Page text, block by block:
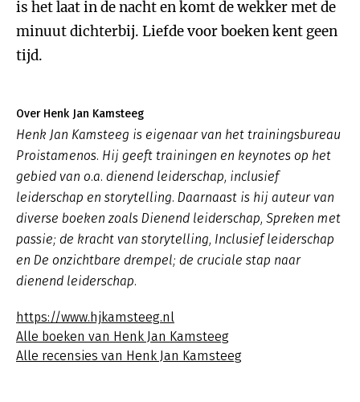
is het laat in de nacht en komt de wekker met de
minuut dichterbij. Liefde voor boeken kent geen
tijd.
Over Henk Jan Kamsteeg
Henk Jan Kamsteeg is eigenaar van het trainingsbureau
Proistamenos. Hij geeft trainingen en keynotes op het
gebied van o.a. dienend leiderschap, inclusief
leiderschap en storytelling. Daarnaast is hij auteur van
diverse boeken zoals Dienend leiderschap, Spreken met
passie; de kracht van storytelling, Inclusief leiderschap
en De onzichtbare drempel; de cruciale stap naar
dienend leiderschap.
https://www.hjkamsteeg.nl
Alle boeken van Henk Jan Kamsteeg
Alle recensies van Henk Jan Kamsteeg